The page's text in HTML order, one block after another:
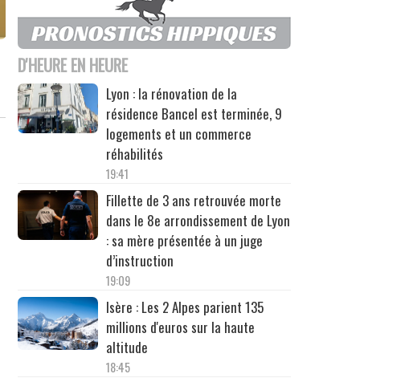
D'HEURE EN HEURE
Lyon : la rénovation de la
résidence Bancel est terminée, 9
logements et un commerce
réhabilités
19:41
Fillette de 3 ans retrouvée morte
dans le 8e arrondissement de Lyon
: sa mère présentée à un juge
d’instruction
19:09
Isère : Les 2 Alpes parient 135
millions d'euros sur la haute
altitude
18:45